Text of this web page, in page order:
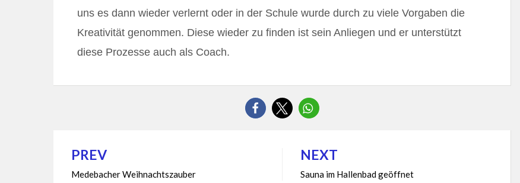
uns es dann wieder verlernt oder in der Schule wurde durch zu viele Vorgaben die
Kreativität genommen. Diese wieder zu finden ist sein Anliegen und er unterstützt
diese Prozesse auch als Coach.
Beitragsnavigation
PREV
Medebacher Weihnachtszauber
NEXT
Sauna im Hallenbad geöffnet